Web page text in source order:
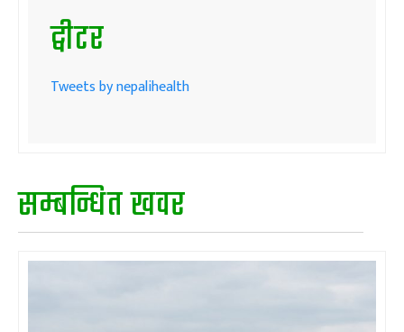
ट्वीटर
Tweets by nepalihealth
सम्बन्धित खवर